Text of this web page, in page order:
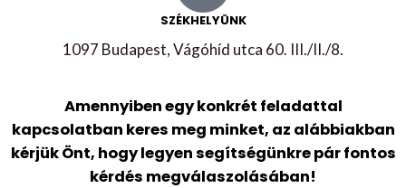
SZÉKHELYÜNK
1097 Budapest, Vágóhíd utca 60. III./II./8.
Amennyiben egy konkrét feladattal
kapcsolatban keres meg minket, az alábbiakban
kérjük Önt, hogy legyen segítségünkre pár fontos
kérdés megválaszolásában!